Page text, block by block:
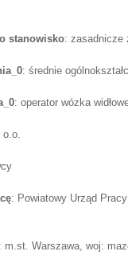
stanowisko: zasadnicze
: średnie
: operator wózka
o.o.
: Powiatowy Urząd
m.st. Warszawa, woj: